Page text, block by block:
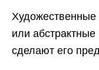
или
сделают его